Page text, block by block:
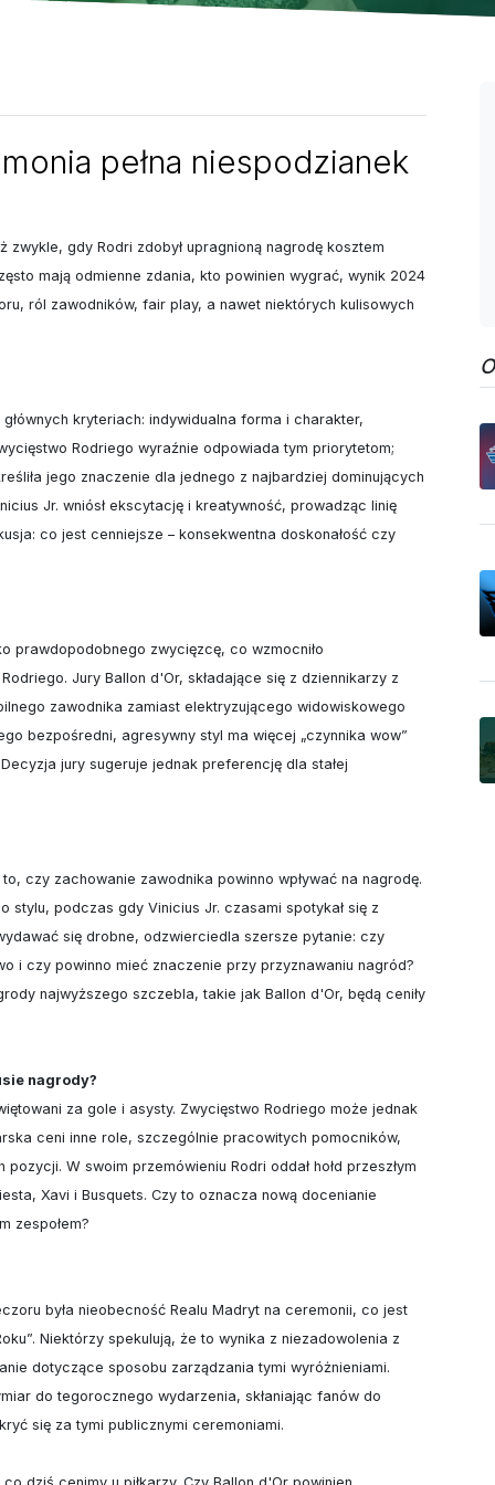
pełna niespodzianek
zwykle, gdy Rodri zdobył upragnioną nagrodę kosztem
mają odmienne zdania, kto powinien wygrać, wynik 2024
ról zawodników, fair play, a nawet niektórych kulisowych
kryteriach: indywidualna forma i charakter,
Rodriego wyraźnie odpowiada tym priorytetom;
jego znaczenie dla jednego z najbardziej dominujących
Jr. wniósł ekscytację i kreatywność, prowadząc linię
co jest cenniejsze – konsekwentna doskonałość czy
prawdopodobnego zwycięzcę, co wzmocniło
Jury Ballon d'Or, składające się z dziennikarzy z
zawodnika zamiast elektryzującego widowiskowego
bezpośredni, agresywny styl ma więcej „czynnika wow”
jury sugeruje jednak preferencję dla stałej
czy zachowanie zawodnika powinno wpływać na nagrodę.
stylu, podczas gdy Vinicius Jr. czasami spotykał się z
się drobne, odzwierciedla szersze pytanie: czy
i czy powinno mieć znaczenie przy przyznawaniu nagród?
najwyższego szczebla, takie jak Ballon d'Or, będą ceniły
nagrody?
za gole i asysty. Zwycięstwo Rodriego może jednak
ceni inne role, szczególnie pracowitych pomocników,
W swoim przemówieniu Rodri oddał hołd przeszłym
Xavi i Busquets. Czy to oznacza nową docenianie
zespołem?
była nieobecność Realu Madryt na ceremonii, co jest
Niektórzy spekulują, że to wynika z niezadowolenia z
dotyczące sposobu zarządzania tymi wyróżnieniami.
do tegorocznego wydarzenia, skłaniając fanów do
się za tymi publicznymi ceremoniami.